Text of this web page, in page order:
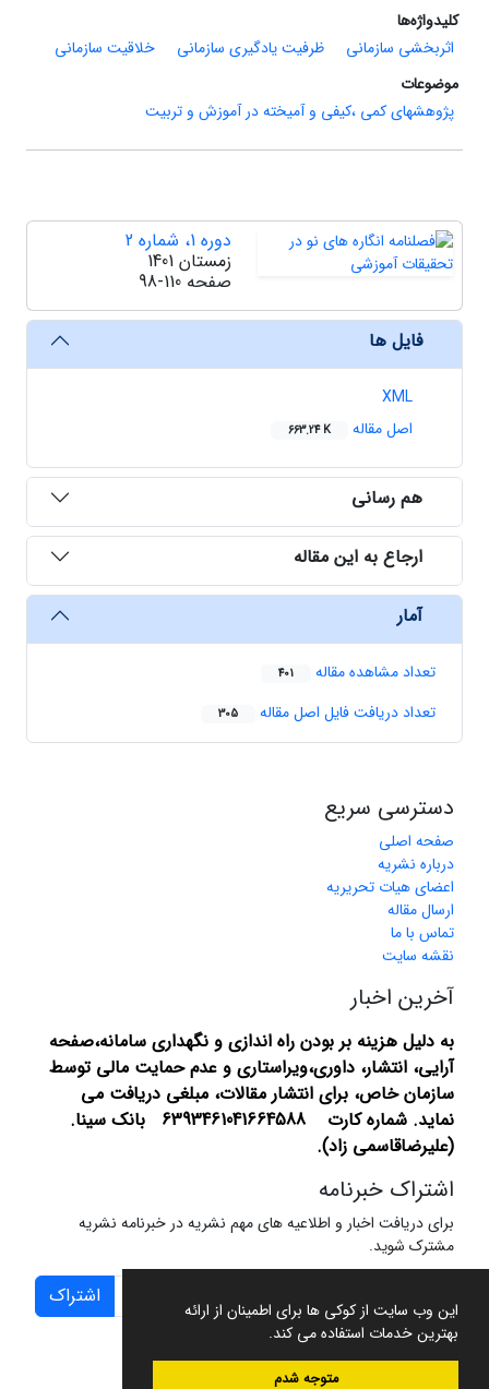
این وب سایت از کوکی ها برای اطمینان از ارائه
بهترین خدمات استفاده می کند.
متوجه شدم
کلیدواژه‌ها
اثربخشی سازمانی
ظرفیت یادگیری سازمانی
خلاقیت سازمانی
موضوعات
پژوهشهای کمی ،کیفی و آمیخته در آموزش و تربیت
دوره 1، شماره 2
زمستان 1401
صفحه 98-110
فایل ها
XML
اصل مقاله
663.24 K
هم رسانی
ارجاع به این مقاله
آمار
تعداد مشاهده مقاله 401
تعداد دریافت فایل اصل مقاله 305
دسترسی سریع
صفحه اصلی
درباره نشریه
اعضای هیات تحریریه
ارسال مقاله
تماس با ما
نقشه سایت
آخرین اخبار
به دلیل هزینه بر بودن راه اندازی و نگهداری سامانه،صفحه
آرایی، انتشار، داوری،ویراستاری و عدم حمایت مالی توسط
سازمان خاص، برای انتشار مقالات، مبلغی دریافت می
نماید.
شماره کارت 6393461041664588 بانک سینا.
(علیرضاقاسمی زاد).
اشتراک خبرنامه
برای دریافت اخبار و اطلاعیه های مهم نشریه در خبرنامه نشریه
مشترک شوید.
اشتراک